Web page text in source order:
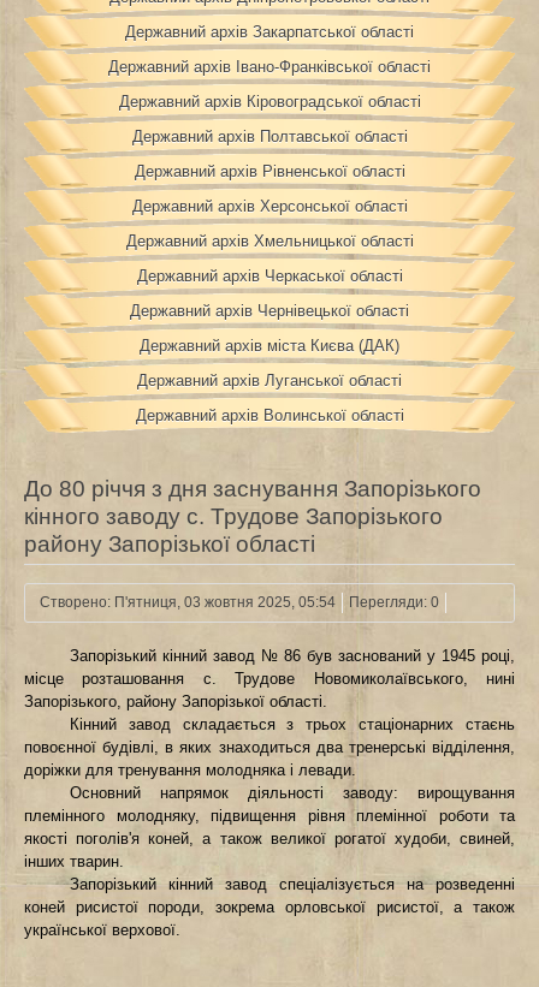
Державний архів Закарпатської області
Державний архів Івано-Франківської області
Державний архів Кіровоградської області
Державний архів Полтавської області
Державний архів Рівненської області
Державний архів Херсонської області
Державний архів Хмельницької області
Державний архів Черкаської області
Державний архів Чернівецької області
Державний архів міста Києва (ДАК)
Державний архів Луганської області
Державний архів Волинської області
До 80 річчя з дня заснування Запорізького
кінного заводу с. Трудове Запорізького
району Запорізької області
Створено: П'ятниця, 03 жовтня 2025, 05:54 Перегляди: 0
Запорізький кінний завод № 86 був заснований у 1945 році,
місце розташовання с. Трудове Новомиколаївського, нині
Запорізького, району Запорізької області.
Кінний завод складається з трьох стаціонарних стаєнь
повоєнної будівлі, в яких знаходиться два тренерські відділення,
доріжки для тренування молодняка і левади.
Основний напрямок діяльності заводу: вирощування
племінного молодняку, підвищення рівня племінної роботи та
якості поголів'я коней, а також великої рогатої худоби, свиней,
інших тварин.
Запорізький кінний завод спеціалізується на розведенні
коней рисистої породи, зокрема орловської рисистої, а також
української верхової.